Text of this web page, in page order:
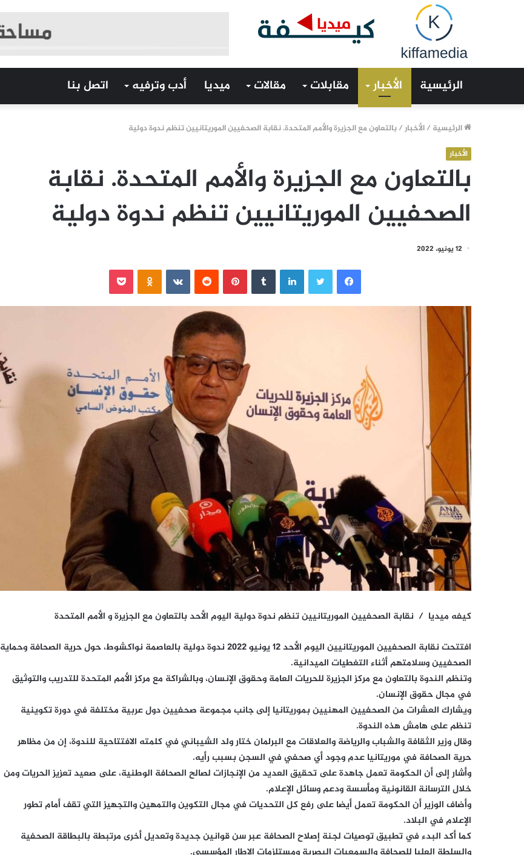
الرئيسية الأخبار مقابلات مقالات ميديا أدب وترفيه اتصل بنا
الرئيسية /الأخبار/بالتعاون مع الجزيرة والأمم المتحدة. نقابة الصحفيين الموريتانيين تنظم ندوة دولية
الأخبار
بالتعاون مع الجزيرة والأمم المتحدة. نقابة
الصحفيين الموريتانيين تنظم ندوة دولية
12 يونيو، 2022
فيسبوك لينكدإن بينتيريست
كيفه ميديا / نقابة الصحفيين الموريتانيين تنظم ندوة دولية اليوم الأحد بالتعاون مع الجزيرة و الأمم المتحدة
افتتحت نقابة الصحفيين الموريتانيين اليوم الأحد 12 يونيو 2022 ندوة دولية بالعاصمة نواكشوط، حول حرية الصحافة وحماية
الصحفيين وسلامتهم أثناء التغطيات الميدانية.
وتنظم الندوة بالتعاون مع مركز الجزيرة للحريات العامة وحقوق الإنسان، وبالشراكة مع مركز الأمم المتحدة للتدريب والتوثيق
في مجال حقوق الإنسان.
ويشارك العشرات من الصحفيين المهنيين بموريتانيا إلى جانب مجموعة صحفيين دول عربية مختلفة في دورة تكوينية
تنظم على هامش هذه الندوة.
وقال وزير الثقافة والشباب والرياضة والعلاقات مع البرلمان ختار ولد الشيباني في كلمته الافتتاحية للندوة، إن من مظاهر
حرية الصحافة في موريتانيا عدم وجود أي صحفي في السجن بسبب رأيه.
وأشار إلى أن الحكومة تعمل جاهدة على تحقيق العديد من الإنجازات لصالح الصحافة الوطنية، على صعيد تعزيز الحريات ومن
خلال الترسانة القانونية ومأسسة ودعم وسائل الإعلام.
وأضاف الوزير أن الحكومة تعمل أيضا على رفع كل التحديات في مجال التكوين والتمهين والتجهيز التي تقف أمام تطور
الإعلام في البلاد.
كما أكد البدء في تطبيق توصيات لجنة إصلاح الصحافة عبر سن قوانين جديدة وتعديل أخرى مرتبطة بالبطاقة الصحفية